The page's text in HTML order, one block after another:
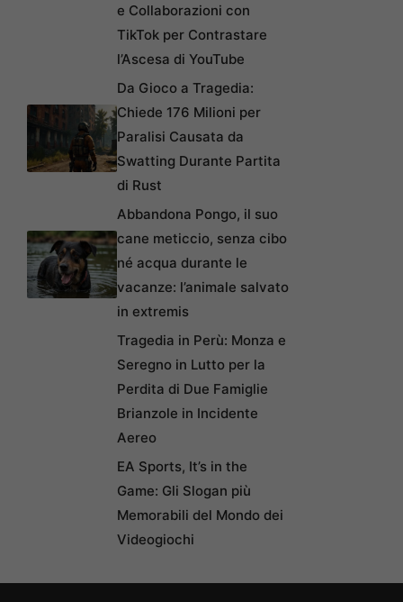
e Collaborazioni con
TikTok per Contrastare
l’Ascesa di YouTube
Da Gioco a Tragedia:
Chiede 176 Milioni per
Paralisi Causata da
Swatting Durante Partita
di Rust
Abbandona Pongo, il suo
cane meticcio, senza cibo
né acqua durante le
vacanze: l’animale salvato
in extremis
Tragedia in Perù: Monza e
Seregno in Lutto per la
Perdita di Due Famiglie
Brianzole in Incidente
Aereo
EA Sports, It’s in the
Game: Gli Slogan più
Memorabili del Mondo dei
Videogiochi